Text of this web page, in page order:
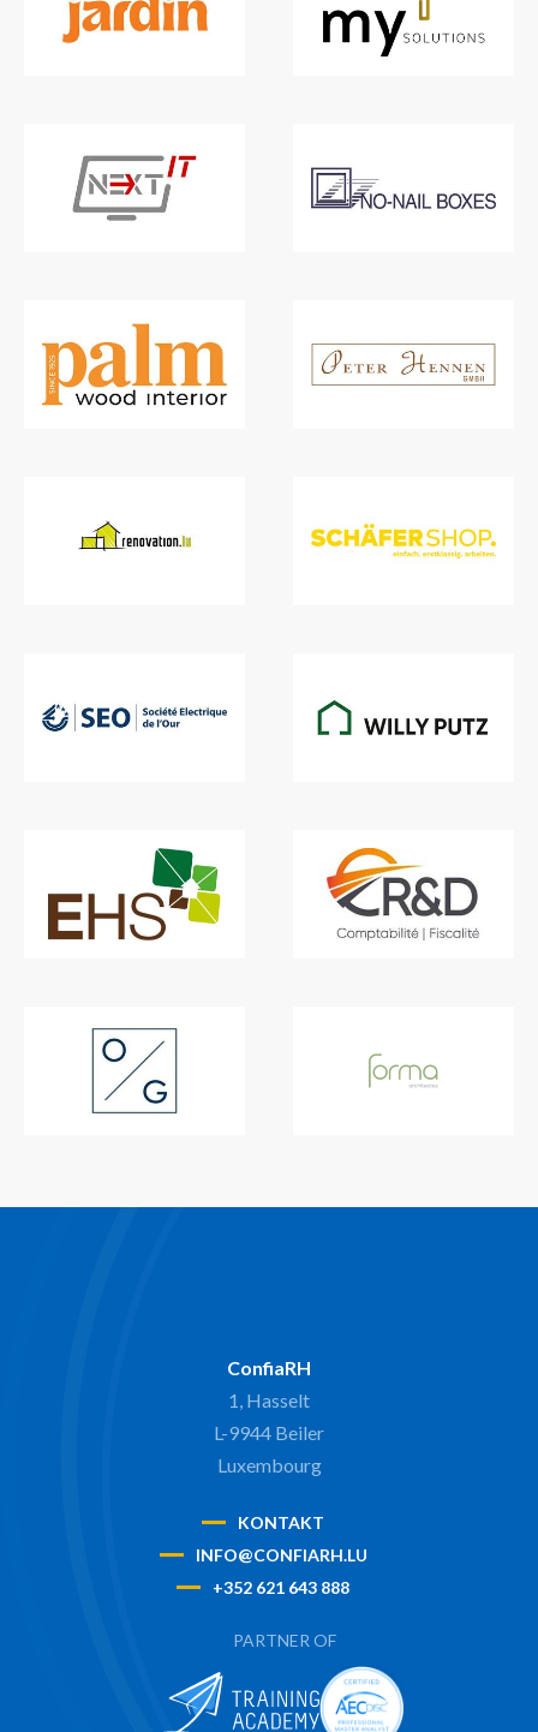
ConfiaRH
1, Hasselt
L-9944 Beiler
Luxembourg
KONTAKT
INFO@CONFIARH.LU
+352 621 643 888
PARTNER OF